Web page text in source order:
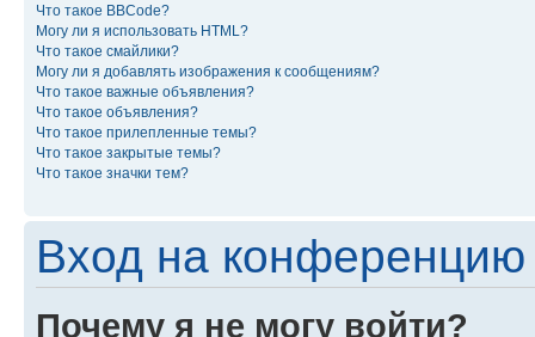
Что такое BBCode?
Могу ли я использовать HTML?
Что такое смайлики?
Могу ли я добавлять изображения к сообщениям?
Что такое важные объявления?
Что такое объявления?
Что такое прилепленные темы?
Что такое закрытые темы?
Что такое значки тем?
Вход на конференцию
Почему я не могу войти?